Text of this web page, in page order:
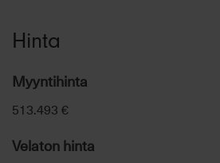
Hinta
Myyntihinta
513.493 €
Velaton hinta